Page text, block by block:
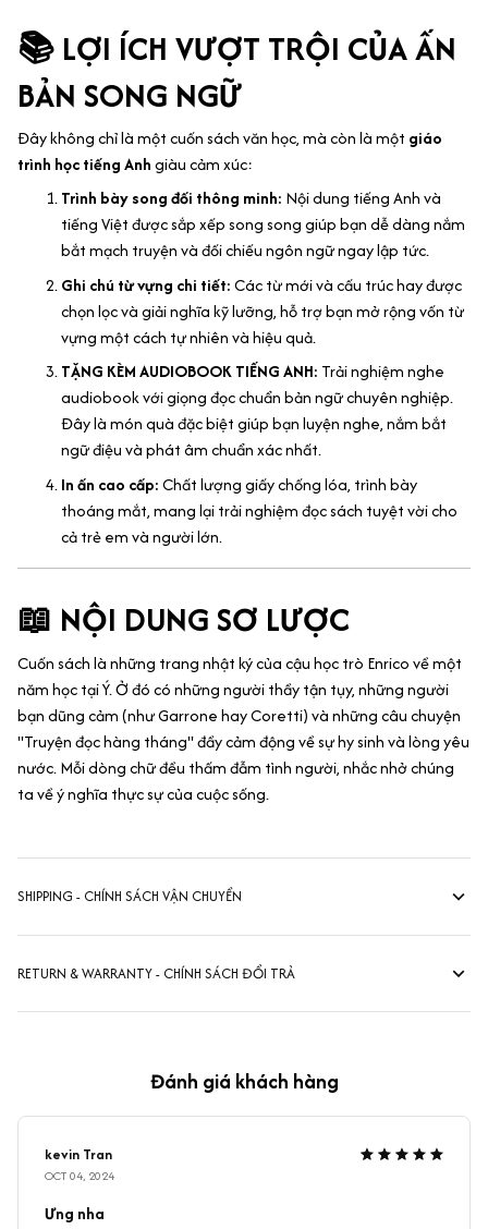
📚 LỢI ÍCH VƯỢT TRỘI CỦA ẤN
BẢN SONG NGỮ
Đây không chỉ là một cuốn sách văn học, mà còn là một giáo
trình học tiếng Anhgiàu cảm xúc:
Trình bày song đối thông minh: Nội dung tiếng Anh và
tiếng Việt được sắp xếp song song giúp bạn dễ dàng nắm
bắt mạch truyện và đối chiếu ngôn ngữ ngay lập tức.
Ghi chú từ vựng chi tiết:Các từ mới và cấu trúc hay được
chọn lọc và giải nghĩa kỹ lưỡng, hỗ trợ bạn mở rộng vốn từ
vựng một cách tự nhiên và hiệu quả.
TẶNG KÈM AUDIOBOOK TIẾNG ANH: Trải nghiệm nghe
audiobook với giọng đọc chuẩn bản ngữ chuyên nghiệp.
Đây là món quà đặc biệt giúp bạn luyện nghe, nắm bắt
ngữ điệu và phát âm chuẩn xác nhất.
In ấn cao cấp:Chất lượng giấy chống lóa, trình bày
thoáng mắt, mang lại trải nghiệm đọc sách tuyệt vời cho
cả trẻ em và người lớn.
📖 NỘI DUNG SƠ LƯỢC
Cuốn sách là những trang nhật ký của cậu học trò Enrico về một
năm học tại Ý. Ở đó có những người thầy tận tụy, những người
bạn dũng cảm (như Garrone hay Coretti) và những câu chuyện
"Truyện đọc hàng tháng" đầy cảm động về sự hy sinh và lòng yêu
nước. Mỗi dòng chữ đều thấm đẫm tình người, nhắc nhở chúng
ta về ý nghĩa thực sự của cuộc sống.
SHIPPING - CHÍNH SÁCH VẬN CHUYỂN
RETURN & WARRANTY - CHÍNH SÁCH ĐỔI TRẢ
Đánh giá khách hàng
kevin Tran
OCT 04, 2024
Ưng nha